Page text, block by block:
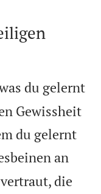
du gelernt
Gewissheit
du gelernt
an
die